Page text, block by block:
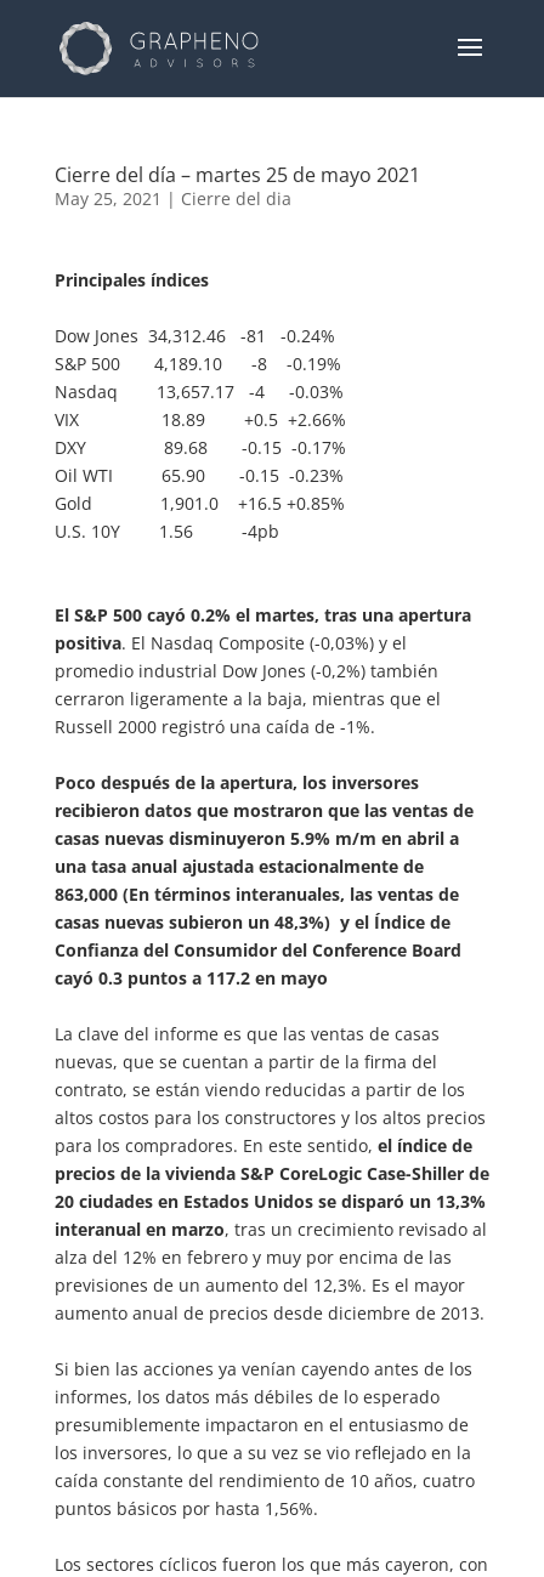
Cierre del día – martes 25 de mayo 2021
May 25, 2021 | Cierre del dia
Principales índices
Dow Jones 34,312.46 -81 -0.24%
S&P 500 4,189.10 -8 -0.19%
Nasdaq 13,657.17 -4 -0.03%
VIX 18.89 +0.5 +2.66%
DXY 89.68 -0.15 -0.17%
Oil WTI 65.90 -0.15 -0.23%
Gold 1,901.0 +16.5 +0.85%
U.S. 10Y 1.56 -4pb
El S&P 500 cayó 0.2% el martes, tras una apertura
positiva. El Nasdaq Composite (-0,03%) y el
promedio industrial Dow Jones (-0,2%) también
cerraron ligeramente a la baja, mientras que el
Russell 2000 registró una caída de -1%.
Poco después de la apertura, los inversores
recibieron datos que mostraron que las ventas de
casas nuevas disminuyeron 5.9% m/m en abril a
una tasa anual ajustada estacionalmente de
863,000 (En términos interanuales, las ventas de
casas nuevas subieron un 48,3%) y el Índice de
Confianza del Consumidor del Conference Board
cayó 0.3 puntos a 117.2 en mayo
La clave del informe es que las ventas de casas
nuevas, que se cuentan a partir de la firma del
contrato, se están viendo reducidas a partir de los
altos costos para los constructores y los altos precios
para los compradores. En este sentido, el índice de
precios de la vivienda S&P CoreLogic Case-Shiller de
20 ciudades en Estados Unidos se disparó un 13,3%
interanual en marzo, tras un crecimiento revisado al
alza del 12% en febrero y muy por encima de las
previsiones de un aumento del 12,3%. Es el mayor
aumento anual de precios desde diciembre de 2013.
Si bien las acciones ya venían cayendo antes de los
informes, los datos más débiles de lo esperado
presumiblemente impactaron en el entusiasmo de
los inversores, lo que a su vez se vio reflejado en la
caída constante del rendimiento de 10 años, cuatro
puntos básicos por hasta 1,56%.
Los sectores cíclicos fueron los que más cayeron, con